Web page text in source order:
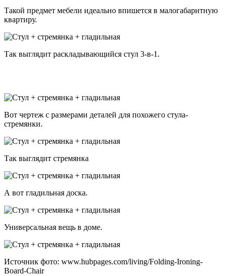
Такой предмет мебели идеально впишется в малогабаритную
квартиру.
Так выглядит раскладывающийся стул 3-в-1.
Вот чертеж с размерами деталей для похожего стула-
стремянки.
Так выглядит стремянка
А вот гладильная доска.
Универсальная вещь в доме.
Источник фото: www.hubpages.com/living/Folding-Ironing-
Board-Chair